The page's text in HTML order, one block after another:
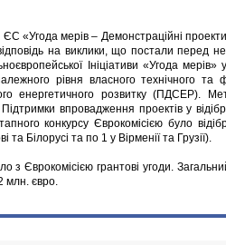
«Угода мерів – Демонстраційні
на виклики, що постали перед
Ініціативи «Угода
рівня власного технічного
енергетичного розвитку (ПДСЕР).
впровадження проектів у
конкурсу Єврокомісією було
та Білорусі та по 1 у Вірменії та Грузії).
з Єврокомісією грантові угоди.
млн. євро.